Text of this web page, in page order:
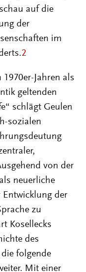
auf die
der
im
2
Jahren als
geltenden
schlägt Geulen
sozialen
von der
neuerliche
Entwicklung der
zu
Kosellecks
des
folgende
Mit einer